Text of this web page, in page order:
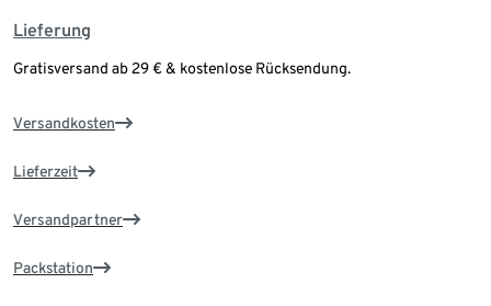
Lieferung
Gratisversand ab 29 € & kostenlose Rücksendung.
Versandkosten
Lieferzeit
Versandpartner
Packstation